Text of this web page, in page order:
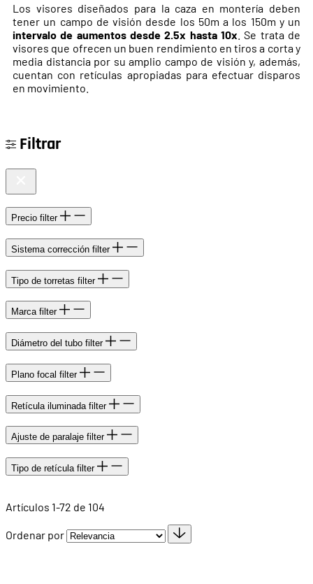
Los visores diseñados para la caza en montería deben
tener un campo de visión desde los 50m a los 150m y un
intervalo de aumentos desde 2.5x hasta 10x . Se trata de
visores que ofrecen un buen rendimiento en tiros a corta y
media distancia por su amplio campo de visión y, además,
cuentan con retículas apropiadas para efectuar disparos
en movimiento.
Filtrar
Precio filter
Sistema corrección filter
Tipo de torretas filter
Marca filter
Diámetro del tubo filter
Plano focal filter
Retícula iluminada filter
Ajuste de paralaje filter
Tipo de retícula filter
Artículos 1-72 de 104
Ordenar por